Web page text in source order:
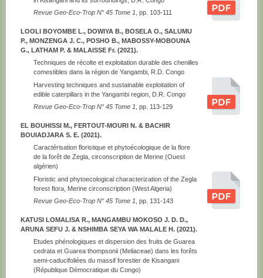
Revue Geo-Eco-Trop N° 45 Tome 1 , pp. 103-111
LOOLI BOYOMBE L., DOWIYA B., BOSELA O., SALUMU
P., MONZENGA J. C., POSHO B., MABOSSY-MOBOUNA
G., LATHAM P. & MALAISSE Fr. (2021).
Techniques de récolte et exploitation durable des chenilles
comestibles dans la région de Yangambi, R.D. Congo
Harvesting techniques and sustainable exploitation of
edible caterpillars in the Yangambi region, D.R. Congo
Revue Geo-Eco-Trop N° 45 Tome 1 , pp. 113-129
EL BOUHISSI M., FERTOUT-MOURI N. & BACHIR
BOUIADJARA S. E. (2021).
Caractérisation floristique et phytoécologique de la flore
de la forêt de Zegla, circonscription de Merine (Ouest
algérien)
Floristic and phytoecological characterization of the Zegla
forest flora, Merine circonscription (West Algeria)
Revue Geo-Eco-Trop N° 45 Tome 1 , pp. 131-143
KATUSI LOMALISA R., MANGAMBU MOKOSO J. D. D.,
ARUNA SEFU J. & NSHIMBA SEYA WA MALALE H. (2021).
Etudes phénologiques et dispersion des fruits de Guarea
cedrata et Guarea thompsonii (Meliaceae) dans les forêts
semi-caducifoliées du massif forestier de Kisangani
(République Démocratique du Congo)